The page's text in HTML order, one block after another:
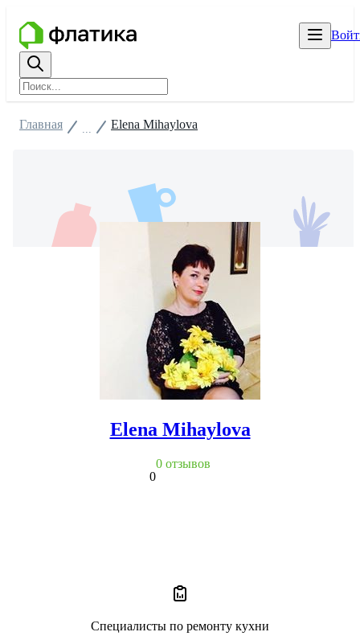
Главная Elena Mihaylova
Elena Mihaylova
0
0 отзывов
Специалисты по ремонту кухни